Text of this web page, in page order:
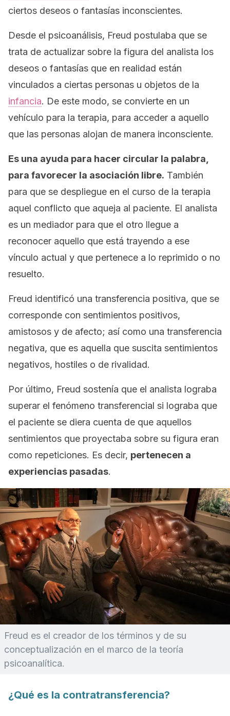
ciertos deseos o fantasías inconscientes.
Desde el psicoanálisis, Freud postulaba que se
trata de actualizar sobre la figura del analista los
deseos o fantasías que en realidad están
vinculados a ciertas personas u objetos de la
infancia. De este modo, se convierte en un
vehículo para la terapia, para acceder a aquello
que las personas alojan de manera inconsciente.
Es una ayuda para hacer circular la palabra,
para favorecer la asociación libre. También
para que se despliegue en el curso de la terapia
aquel conflicto que aqueja al paciente. El analista
es un mediador para que el otro llegue a
reconocer aquello que está trayendo a ese
vínculo actual y que pertenece a lo reprimido o no
resuelto.
Freud identificó una transferencia positiva, que se
corresponde con sentimientos positivos,
amistosos y de afecto; así como una transferencia
negativa, que es aquella que suscita sentimientos
negativos, hostiles o de rivalidad.
Por último, Freud sostenía que el analista lograba
superar el fenómeno transferencial si lograba que
el paciente se diera cuenta de que aquellos
sentimientos que proyectaba sobre su figura eran
como repeticiones. Es decir, pertenecen a
experiencias pasadas.
Freud es el creador de los términos y de su
conceptualización en el marco de la teoría
psicoanalítica.
¿Qué es la contratransferencia?